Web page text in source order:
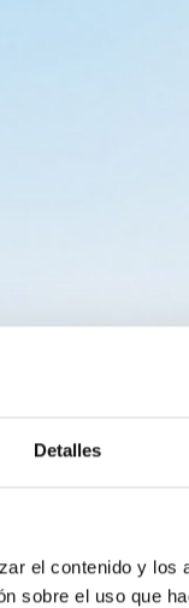
Detalles
el contenido y
sobre el uso que